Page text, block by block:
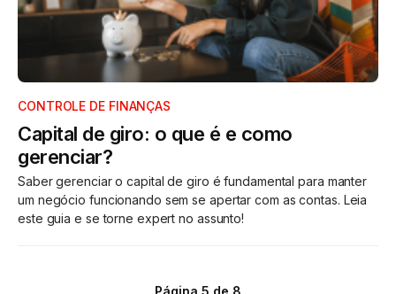
CONTROLE DE FINANÇAS
Capital de giro: o que é e como
gerenciar?
Saber gerenciar o capital de giro é fundamental para manter
um negócio funcionando sem se apertar com as contas. Leia
este guia e se torne expert no assunto!